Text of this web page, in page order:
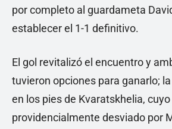
por completo al guardameta
establecer el 1-1 definitivo.
El gol revitalizó el encuentro y
tuvieron opciones para ganarlo;
en los pies de Kvaratskhelia,
providencialmente desviado por